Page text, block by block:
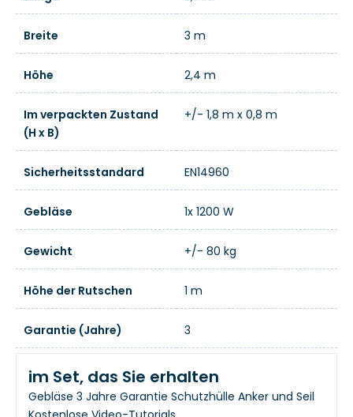
Breite 3 m
Höhe 2,4 m
Im verpackten Zustand
(H x B)
+/- 1,8 m x 0,8 m
Sicherheitsstandard EN14960
Gebläse 1x 1200 W
Gewicht +/- 80 kg
Höhe der Rutschen 1 m
Garantie (Jahre) 3
im Set, das Sie erhalten
Gebläse 3 Jahre Garantie Schutzhülle Anker und Seil